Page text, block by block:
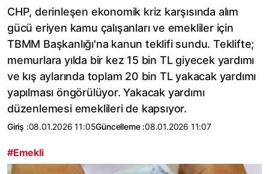
CHP, derinleşen ekonomik kriz karşısında alım
gücü eriyen kamu çalışanları ve emekliler için
TBMM Başkanlığı'na kanun teklifi sundu. Teklifte;
memurlara yılda bir kez 15 bin TL giyecek yardımı
ve kış aylarında toplam 20 bin TL yakacak yardımı
yapılması öngörülüyor. Yakacak yardımı
düzenlemesi emeklileri de kapsıyor.
Giriş :08.01.2026 11:05Güncelleme :08.01.2026 11:07
#Emekli